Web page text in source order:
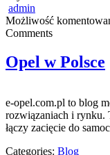
admin
Możliwość
Comments
Opel w Polsce
e-opel.com.pl to blog
rozwiązaniach i rynku.
łączy zacięcie do
Categories: Blog